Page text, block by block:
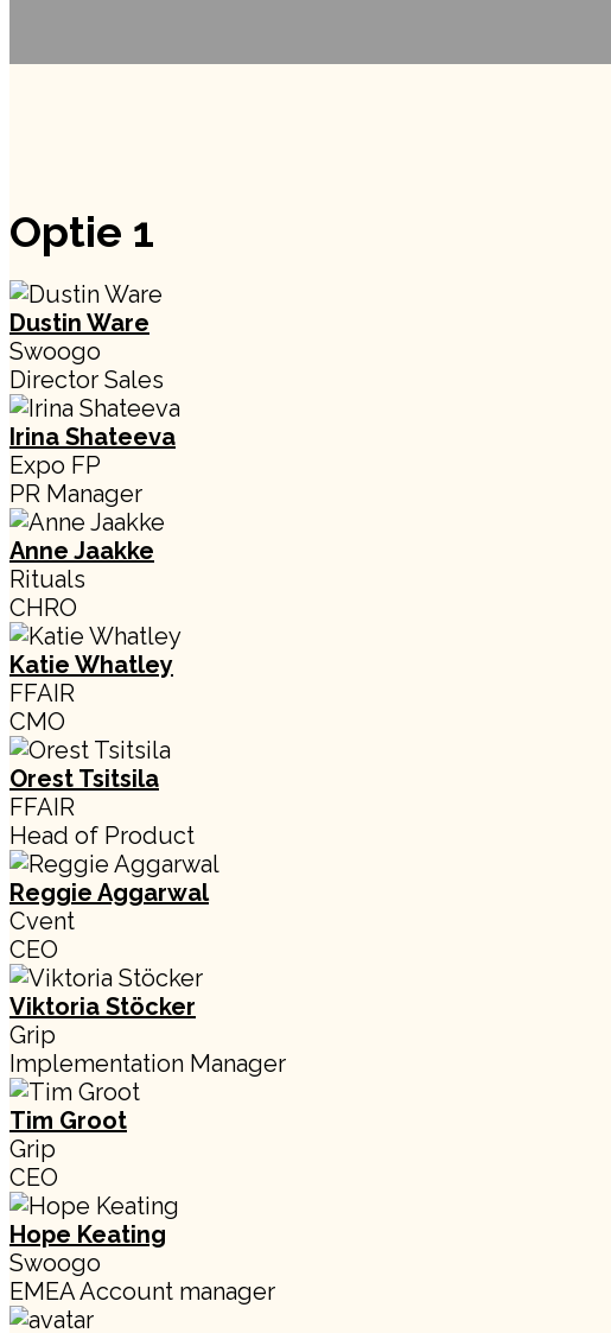
Optie 1
Dustin Ware
Swoogo
Director Sales
Irina Shateeva
Expo FP
PR Manager
Anne Jaakke
Rituals
CHRO
Katie Whatley
FFAIR
CMO
Orest Tsitsila
FFAIR
Head of Product
Reggie Aggarwal
Cvent
CEO
Viktoria Stöcker
Grip
Implementation Manager
Tim Groot
Grip
CEO
Hope Keating
Swoogo
EMEA Account manager